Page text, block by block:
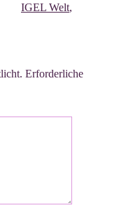
IGEL Welt,
Erforderliche